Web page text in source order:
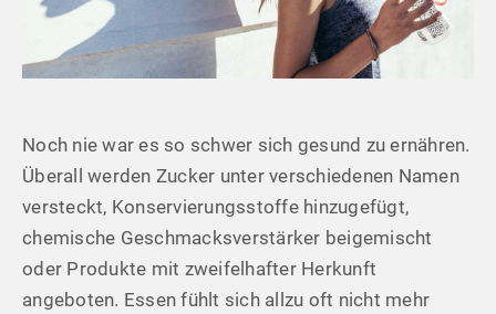
Noch nie war es so schwer sich gesund zu ernähren.
Überall werden Zucker unter verschiedenen Namen
versteckt, Konservierungsstoffe hinzugefügt,
chemische Geschmacksverstärker beigemischt
oder Produkte mit zweifelhafter Herkunft
angeboten. Essen fühlt sich allzu oft nicht mehr